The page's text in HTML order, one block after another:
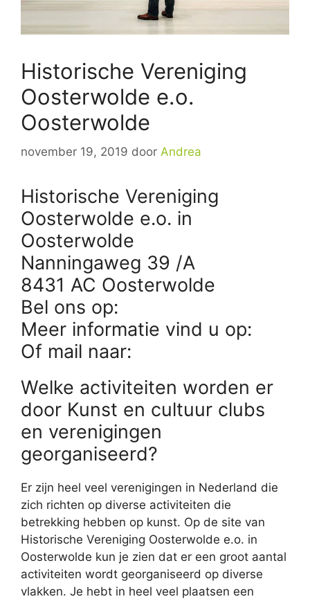
Historische Vereniging
Oosterwolde e.o.
Oosterwolde
november 19, 2019 door Andrea
Historische Vereniging
Oosterwolde e.o. in
Oosterwolde
Nanningaweg 39 /A
8431 AC Oosterwolde
Bel ons op:
Meer informatie vind u op:
Of mail naar:
Welke activiteiten worden er
door Kunst en cultuur clubs
en verenigingen
georganiseerd?
Er zijn heel veel verenigingen in Nederland die
zich richten op diverse activiteiten die
betrekking hebben op kunst. Op de site van
Historische Vereniging Oosterwolde e.o. in
Oosterwolde kun je zien dat er een groot aantal
activiteiten wordt georganiseerd op diverse
vlakken. Je hebt in heel veel plaatsen een